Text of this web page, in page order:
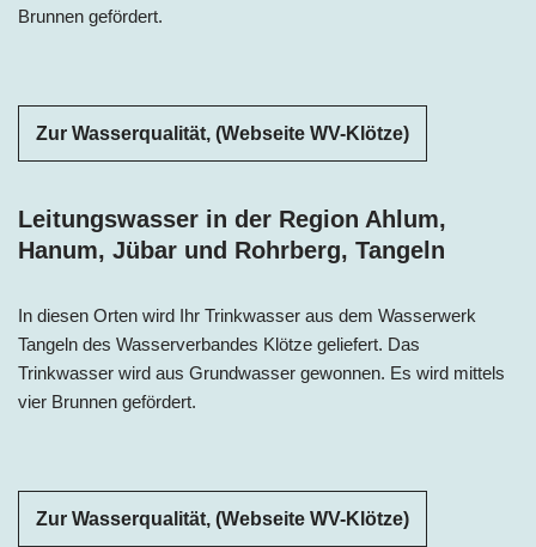
Brunnen gefördert.
Zur Wasserqualität, (Webseite WV-Klötze)
Leitungswasser in der Region Ahlum,
Hanum, Jübar und Rohrberg, Tangeln
In diesen Orten wird Ihr Trinkwasser aus dem Wasserwerk
Tangeln des Wasserverbandes Klötze geliefert. Das
Trinkwasser wird aus Grundwasser gewonnen. Es wird mittels
vier Brunnen gefördert.
Zur Wasserqualität, (Webseite WV-Klötze)